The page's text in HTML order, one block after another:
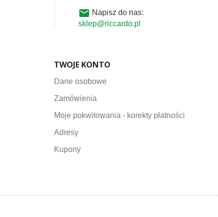
email Napisz do nas:
sklep@riccardo.pl
TWOJE KONTO
Dane osobowe
Zamówienia
Moje pokwitowania - korekty płatności
Adresy
Kupony